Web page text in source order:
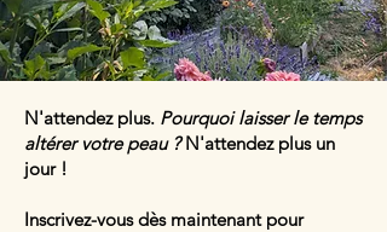
N'attendez plus. Pourquoi laisser le temps
altérer votre peau ?N'attendez plus un
jour !
Inscrivez-vous dès maintenant pour